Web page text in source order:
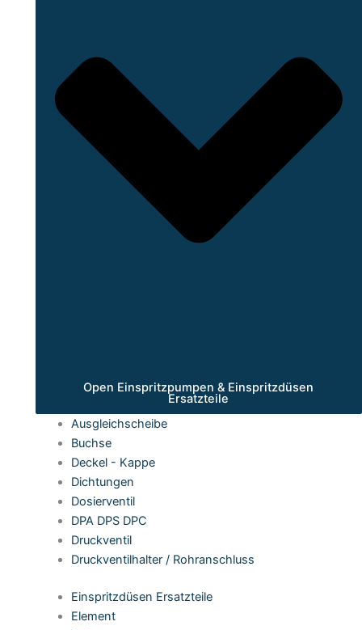
Open Einspritzpumpen & Einspritzdüsen
Ersatzteile
Ausgleichscheibe
Buchse
Deckel - Kappe
Dichtungen
Dosierventil
DPA DPS DPC
Druckventil
Druckventilhalter / Rohranschluss
Einspritzdüsen Ersatzteile
Element